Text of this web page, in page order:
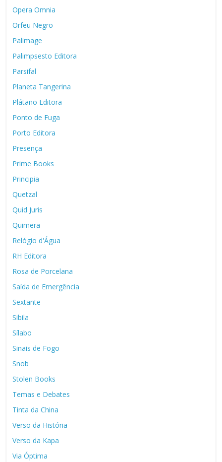
Opera Omnia
Orfeu Negro
Palimage
Palimpsesto Editora
Parsifal
Planeta Tangerina
Plátano Editora
Ponto de Fuga
Porto Editora
Presença
Prime Books
Principia
Quetzal
Quid Juris
Quimera
Relógio d'Água
RH Editora
Rosa de Porcelana
Saída de Emergência
Sextante
Sibila
Sílabo
Sinais de Fogo
Snob
Stolen Books
Temas e Debates
Tinta da China
Verso da História
Verso da Kapa
Via Óptima